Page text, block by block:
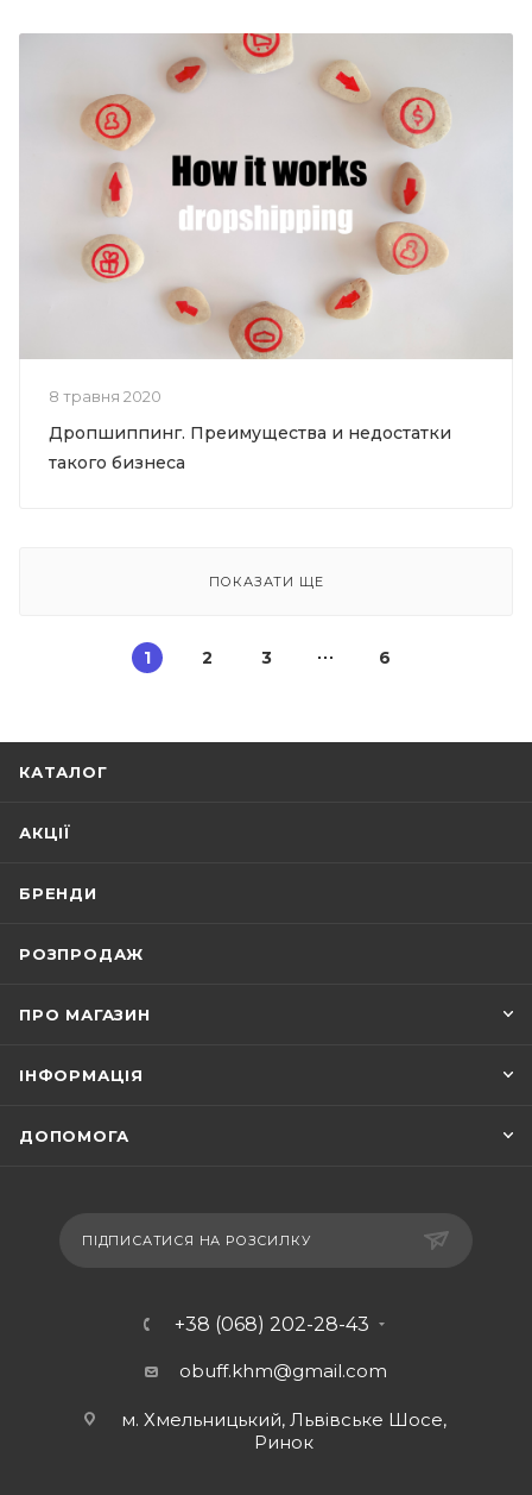
8 травня 2020
Дропшиппинг. Преимущества и недостатки
такого бизнеса
ПОКАЗАТИ ЩЕ
1 2 3 6
КАТАЛОГ
АКЦІЇ
БРЕНДИ
РОЗПРОДАЖ
ПРО МАГАЗИН
ІНФОРМАЦІЯ
ДОПОМОГА
ПІДПИСАТИСЯ НА РОЗСИЛКУ
+38 (068) 202-28-43
obuff.khm@gmail.com
м. Хмельницький, Львівське Шосе,
Ринок